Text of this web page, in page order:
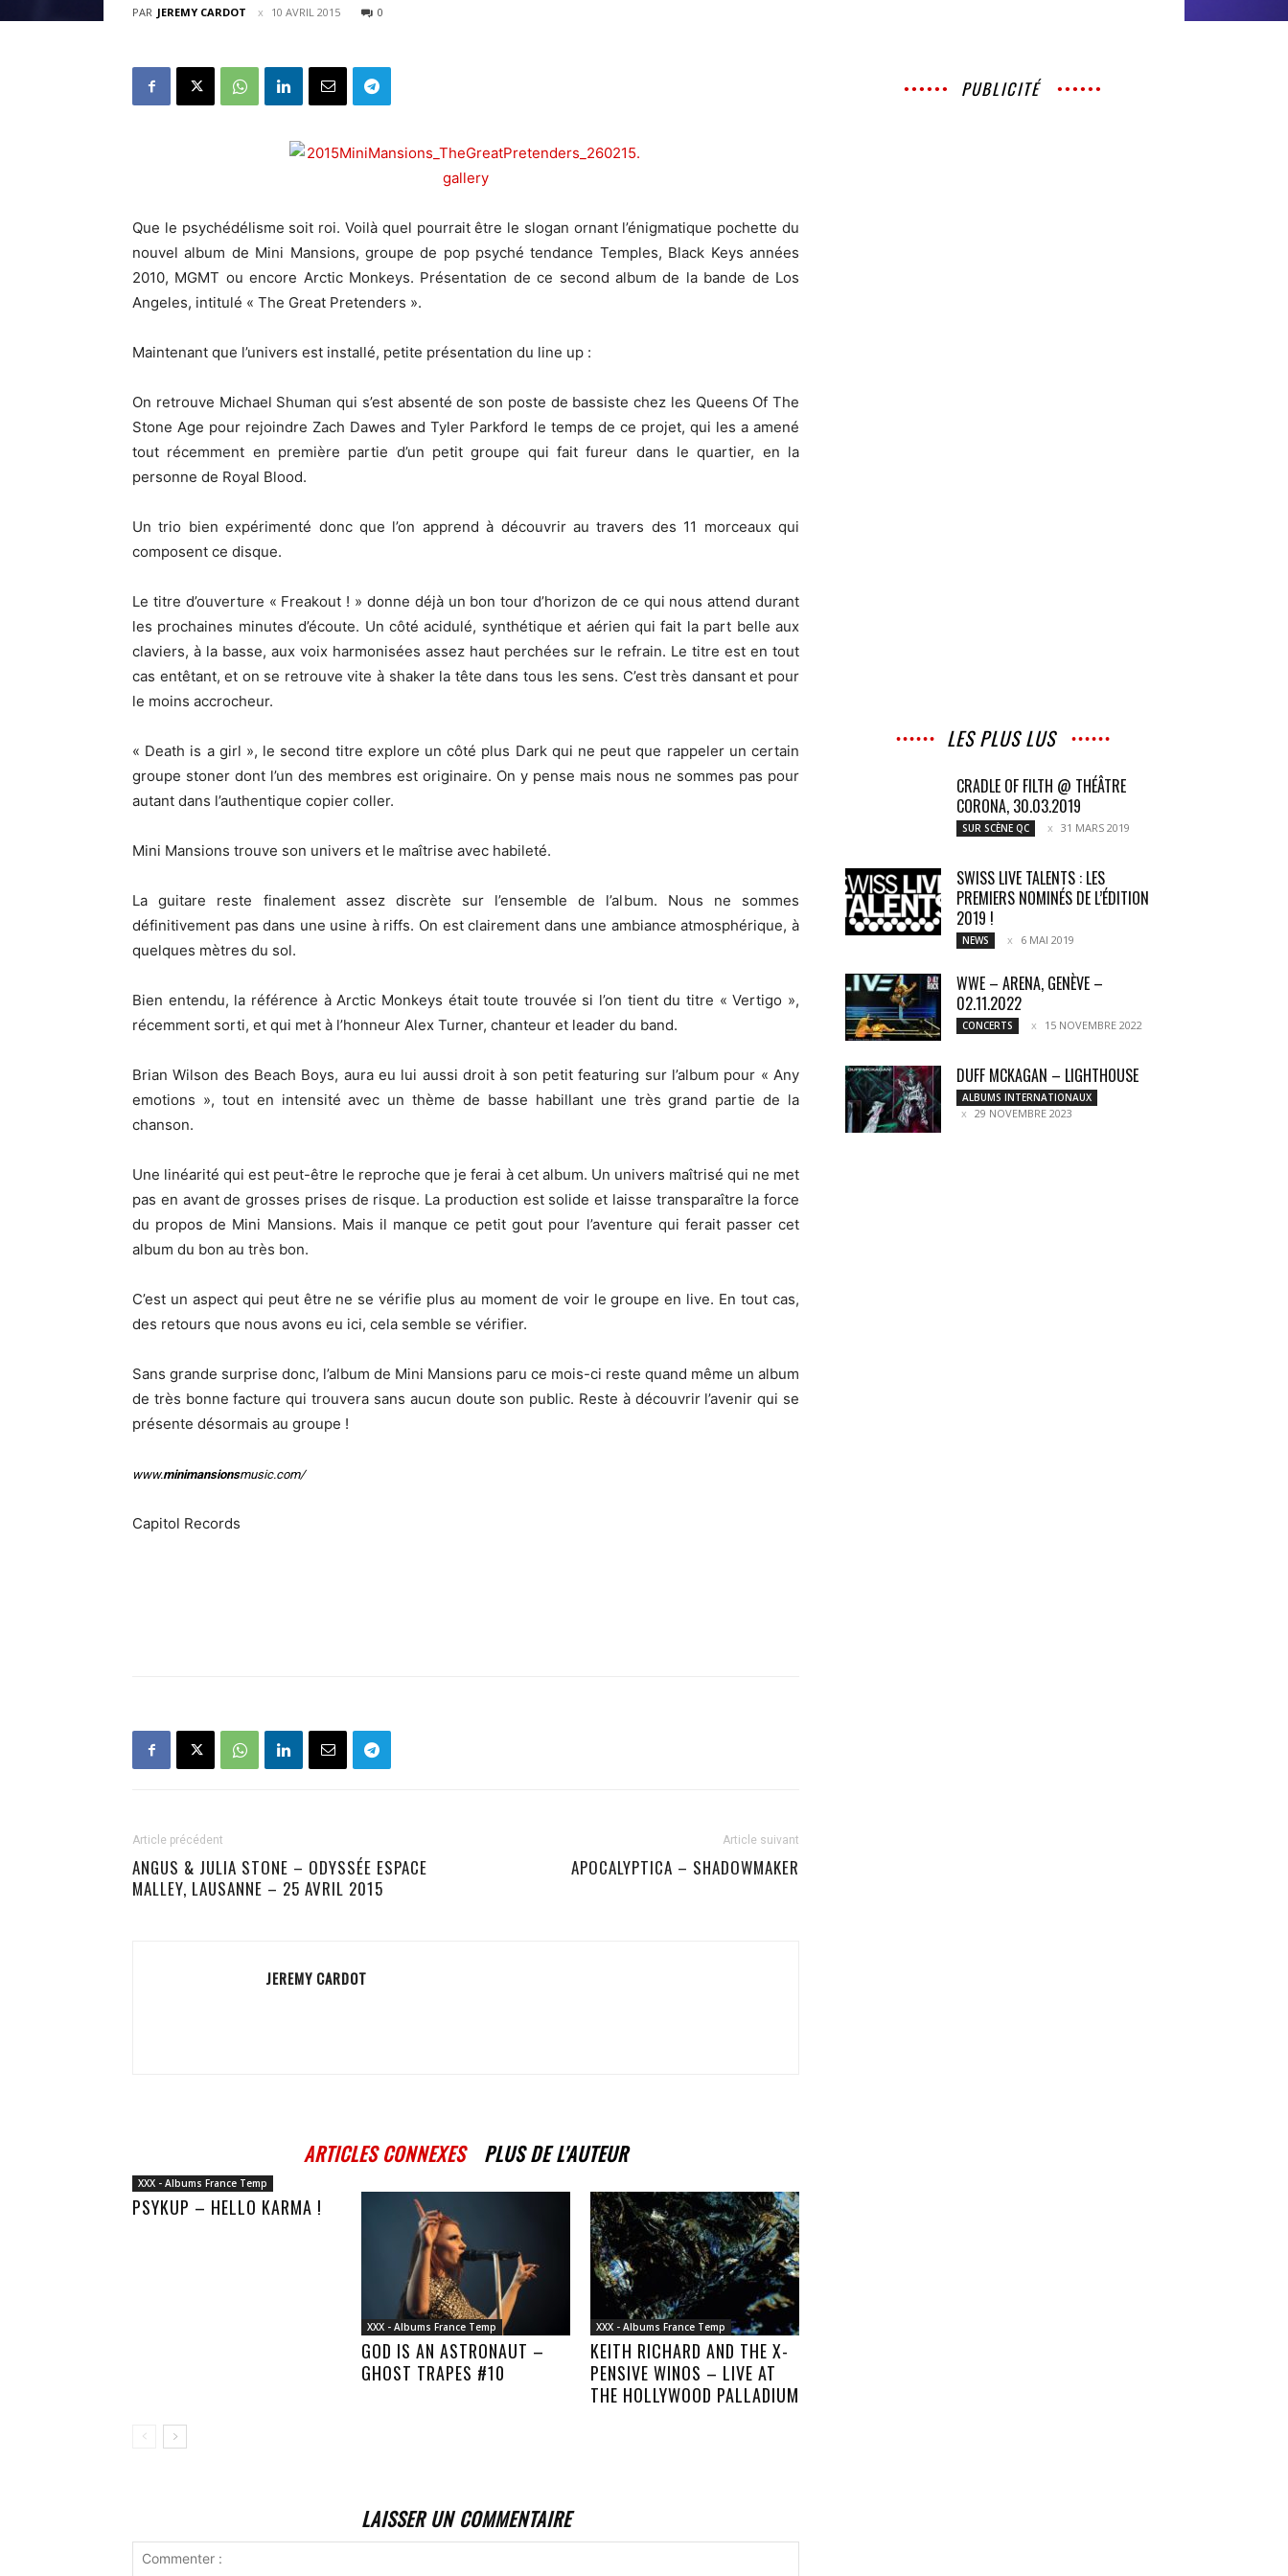
PAR JEREMY CARDOT 10 AVRIL 2015 0
Que le psychédélisme soit roi. Voilà quel pourrait être le slogan ornant l’énigmatique pochette du
nouvel album de Mini Mansions, groupe de pop psyché tendance Temples, Black Keys années
2010, MGMT ou encore Arctic Monkeys. Présentation de ce second album de la bande de Los
Angeles, intitulé « The Great Pretenders ».
Maintenant que l’univers est installé, petite présentation du line up :
On retrouve Michael Shuman qui s’est absenté de son poste de bassiste chez les Queens Of The
Stone Age pour rejoindre Zach Dawes and Tyler Parkford le temps de ce projet, qui les a amené
tout récemment en première partie d’un petit groupe qui fait fureur dans le quartier, en la
personne de Royal Blood.
Un trio bien expérimenté donc que l’on apprend à découvrir au travers des 11 morceaux qui
composent ce disque.
Le titre d’ouverture « Freakout ! » donne déjà un bon tour d’horizon de ce qui nous attend durant
les prochaines minutes d’écoute. Un côté acidulé, synthétique et aérien qui fait la part belle aux
claviers, à la basse, aux voix harmonisées assez haut perchées sur le refrain. Le titre est en tout
cas entêtant, et on se retrouve vite à shaker la tête dans tous les sens. C’est très dansant et pour
le moins accrocheur.
« Death is a girl », le second titre explore un côté plus Dark qui ne peut que rappeler un certain
groupe stoner dont l’un des membres est originaire. On y pense mais nous ne sommes pas pour
autant dans l’authentique copier coller.
Mini Mansions trouve son univers et le maîtrise avec habileté.
La guitare reste finalement assez discrète sur l’ensemble de l’album. Nous ne sommes
définitivement pas dans une usine à riffs. On est clairement dans une ambiance atmosphérique, à
quelques mètres du sol.
Bien entendu, la référence à Arctic Monkeys était toute trouvée si l’on tient du titre « Vertigo »,
récemment sorti, et qui met à l’honneur Alex Turner, chanteur et leader du band.
Brian Wilson des Beach Boys, aura eu lui aussi droit à son petit featuring sur l’album pour « Any
emotions », tout en intensité avec un thème de basse habillant une très grand partie de la
chanson.
Une linéarité qui est peut-être le reproche que je ferai à cet album. Un univers maîtrisé qui ne met
pas en avant de grosses prises de risque. La production est solide et laisse transparaître la force
du propos de Mini Mansions. Mais il manque ce petit gout pour l’aventure qui ferait passer cet
album du bon au très bon.
C’est un aspect qui peut être ne se vérifie plus au moment de voir le groupe en live. En tout cas,
des retours que nous avons eu ici, cela semble se vérifier.
Sans grande surprise donc, l’album de Mini Mansions paru ce mois-ci reste quand même un album
de très bonne facture qui trouvera sans aucun doute son public. Reste à découvrir l’avenir qui se
présente désormais au groupe !
www.minimansionsmusic.com/
Capitol Records
Article précédent
ANGUS & JULIA STONE – ODYSSÉE ESPACE
MALLEY, LAUSANNE – 25 AVRIL 2015
Article suivant
APOCALYPTICA – SHADOWMAKER
JEREMY CARDOT
ARTICLES CONNEXES PLUS DE L'AUTEUR
XXX - Albums France Temp
PSYKUP – HELLO KARMA !
XXX - Albums France Temp
GOD IS AN ASTRONAUT –
GHOST TRAPES #10
XXX - Albums France Temp
KEITH RICHARD AND THE X-
PENSIVE WINOS – LIVE AT
THE HOLLYWOOD PALLADIUM
LAISSER UN COMMENTAIRE
PUBLICITÉ
LES PLUS LUS
CRADLE OF FILTH @ THÉÂTRE
CORONA, 30.03.2019
SUR SCÈNE QC 31 MARS 2019
SWISS LIVE TALENTS : LES
PREMIERS NOMINÉS DE L’ÉDITION
2019 !
NEWS 6 MAI 2019
WWE – ARENA, GENÈVE –
02.11.2022
CONCERTS 15 NOVEMBRE 2022
DUFF MCKAGAN – LIGHTHOUSE
ALBUMS INTERNATIONAUX
29 NOVEMBRE 2023